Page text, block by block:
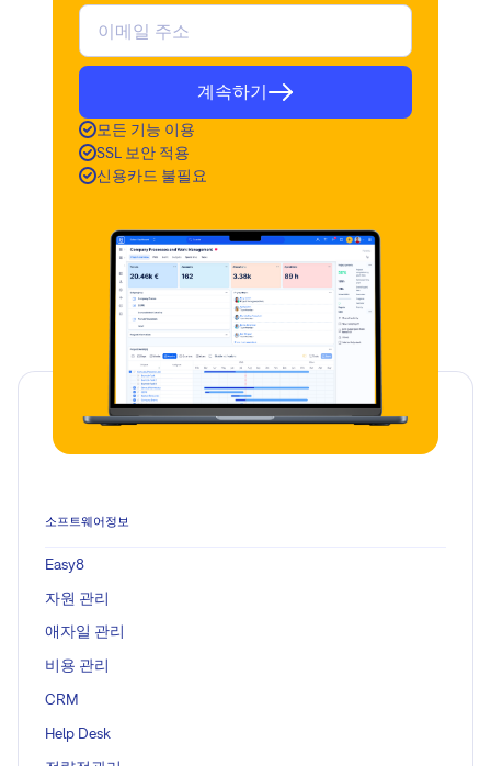
계속하기
모든 기능 이용
SSL 보안 적용
신용카드 불필요
소프트웨어정보
Easy8
자원 관리
애자일 관리
비용 관리
CRM
Help Desk